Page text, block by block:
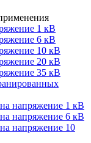
1 кВ
6 кВ
10 кВ
20 кВ
35 кВ
напряжение 1 кВ
напряжение 6 кВ
напряжение 10